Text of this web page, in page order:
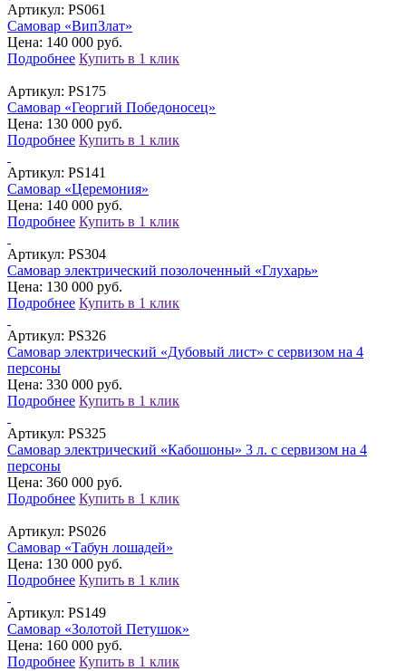
Артикул: PS061
Самовар «ВипЗлат»
Цена: 140 000 руб.
Подробнее Купить в 1 клик
Артикул: PS175
Самовар «Георгий Победоносец»
Цена: 130 000 руб.
Подробнее Купить в 1 клик
Артикул: PS141
Самовар «Церемония»
Цена: 140 000 руб.
Подробнее Купить в 1 клик
Артикул: PS304
Самовар электрический позолоченный «Глухарь»
Цена: 130 000 руб.
Подробнее Купить в 1 клик
Артикул: PS326
Самовар электрический «Дубовый лист» с сервизом на 4
персоны
Цена: 330 000 руб.
Подробнее Купить в 1 клик
Артикул: PS325
Самовар электрический «Кабошоны» 3 л. с сервизом на 4
персоны
Цена: 360 000 руб.
Подробнее Купить в 1 клик
Артикул: PS026
Самовар «Табун лошадей»
Цена: 130 000 руб.
Подробнее Купить в 1 клик
Артикул: PS149
Самовар «Золотой Петушок»
Цена: 160 000 руб.
Подробнее Купить в 1 клик